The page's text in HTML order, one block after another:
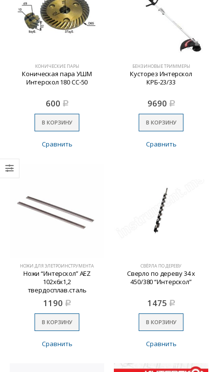
КОНИЧЕСКИЕ ПАРЫ
Коническая пара УШМ
Интерскол 180 СС-50
600 Р
В КОРЗИНУ
Сравнить
БЕНЗИНОВЫЕ ТРИММЕРЫ
Кусторез Интерскол
КРБ-23/33
9690 Р
В КОРЗИНУ
Сравнить
НОЖИ ДЛЯ ЭЛЕТРОИНСТРУМЕНТА
Ножи “Интерскол” AEZ
102х6х1,2
твердосплав.сталь
1190 Р
В КОРЗИНУ
Сравнить
СВЁРЛА ПО ДЕРЕВУ
Сверло по дереву 34 х
450/380 “Интерскол”
1475 Р
В КОРЗИНУ
Сравнить